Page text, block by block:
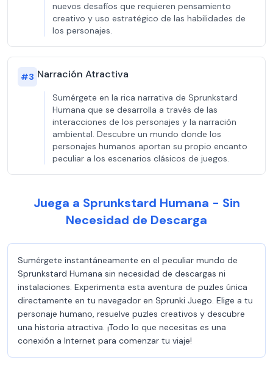
nuevos desafíos que requieren pensamiento
creativo y uso estratégico de las habilidades de
los personajes.
#3 Narración Atractiva
Sumérgete en la rica narrativa de Sprunkstard
Humana que se desarrolla a través de las
interacciones de los personajes y la narración
ambiental. Descubre un mundo donde los
personajes humanos aportan su propio encanto
peculiar a los escenarios clásicos de juegos.
Juega a Sprunkstard Humana - Sin
Necesidad de Descarga
Sumérgete instantáneamente en el peculiar mundo de
Sprunkstard Humana sin necesidad de descargas ni
instalaciones. Experimenta esta aventura de puzles única
directamente en tu navegador en Sprunki Juego. Elige a tu
personaje humano, resuelve puzles creativos y descubre
una historia atractiva. ¡Todo lo que necesitas es una
conexión a Internet para comenzar tu viaje!